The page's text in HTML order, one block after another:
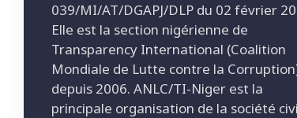
039/MI/AT/DGAPJ/DLP du 02 février
Elle est la section nigérienne de
Transparency International (Coalition
Mondiale de Lutte contre la
depuis 2006. ANLC/TI-Niger est la
principale organisation de la société